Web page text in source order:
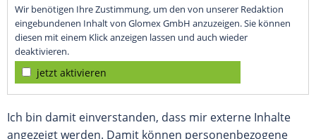
Wir benötigen Ihre Zustimmung, um den von unserer Redaktion
eingebundenen Inhalt von Glomex GmbH anzuzeigen. Sie können
diesen mit einem Klick anzeigen lassen und auch wieder
deaktivieren.
jetzt aktivieren
Ich bin damit einverstanden, dass mir externe Inhalte
angezeigt werden. Damit können personenbezogene